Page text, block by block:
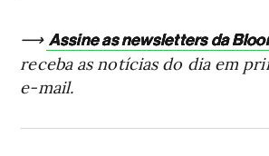
⟶ Assine as newsletters da
receba as notícias do dia em
e-mail.